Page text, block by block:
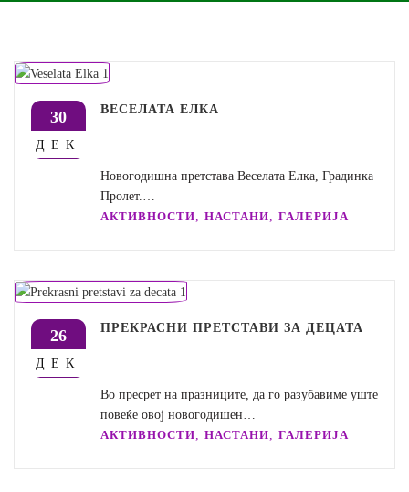
30
ДЕК
ВЕСЕЛАТА ЕЛКА
Новогодишна претстава Веселата Елка, Градинка
Пролет.…
АКТИВНОСТИ ,НАСТАНИ ,ГАЛЕРИЈА
26
ДЕК
ПРЕКРАСНИ ПРЕТСТАВИ ЗА ДЕЦАТА
Во пресрет на празниците, да го разубавиме уште
повеќе овој новогодишен…
АКТИВНОСТИ ,НАСТАНИ ,ГАЛЕРИЈА